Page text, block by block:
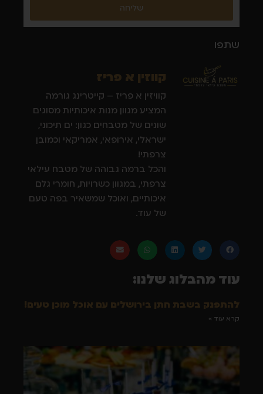
שליחה
שתפו
קווזין א פריז
קוויזין א פריז – קייטרינג גורמה
המציע מגוון מנות איכותיות מסוגים
שונים של מטבחים כגון: ים תיכוני,
ישראלי, אירופאי, אמריקאי וכמובן
צרפתי!
והכל ברמה גבוהה של מטבח עילאי
צרפתי, במגוון כשרויות, חומרי גלם
איכותיים, ואוכל שמשאיר בפה טעם
של עוד.
עוד מהבלוג שלנו:
להתפנק בשבת חתן בירושלים עם אוכל מוכן טעים!
קרא עוד »